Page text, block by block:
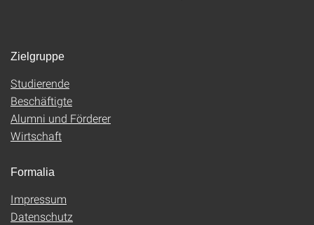
Zielgruppe
Studierende
Beschäftigte
Alumni und Förderer
Wirtschaft
Formalia
Impressum
Datenschutz